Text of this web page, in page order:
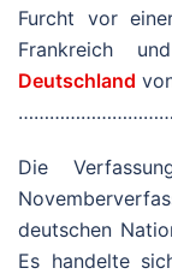
Furcht vor
Frankreich
Deutschland
Die
deutschen
Es handelte